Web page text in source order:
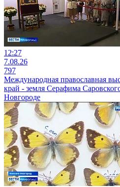
12:27
7.08.26
797
Международная православная
край - земля Серафима
Новгороде